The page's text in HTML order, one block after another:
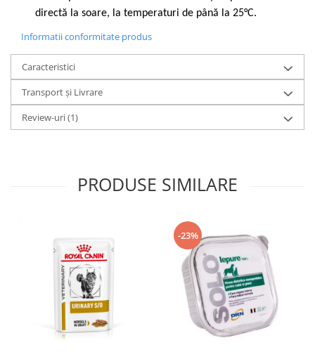
directă la soare, la temperaturi de până la 25°C.
Informatii conformitate produs
Caracteristici
Transport și Livrare
Review-uri(1)
PRODUSE SIMILARE
-23%